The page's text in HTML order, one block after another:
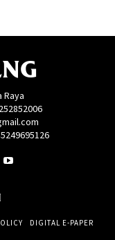
Raya
DIGITAL E-PAPER